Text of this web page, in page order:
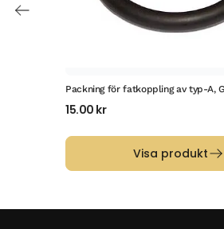
Packning för fatkoppling av typ-A,
15.00 kr
Visa produkt